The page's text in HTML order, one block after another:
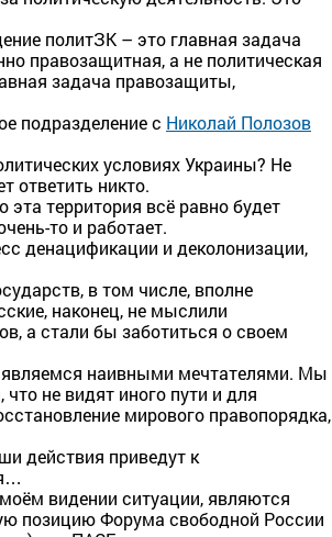
политЗК – это главная задача
правозащитная, а не политическая
задача правозащиты,
подразделение с Николай Полозов
условиях Украины? Не
ответить никто.
территория всё равно будет
то и работает.
денацификации и деколонизации,
в том числе, вполне
наконец, не мыслили
а стали бы заботиться о своем
являемся наивными мечтателями. Мы
не видят иного пути и для
мирового правопорядка,
действия приведут к
видении ситуации, являются
позицию Форума свободной России